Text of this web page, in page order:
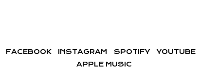
FACEBOOK INSTAGRAM SPOTIFY
YOUTUBE
APPLE MUSIC